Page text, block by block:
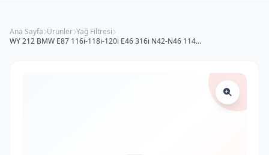
Ana Sayfa Ürünler Yağ Filtresi
WY 212 BMW E87 116i-118i-120i E46 316i N42-N46 11427508969 Yağ Filtresi